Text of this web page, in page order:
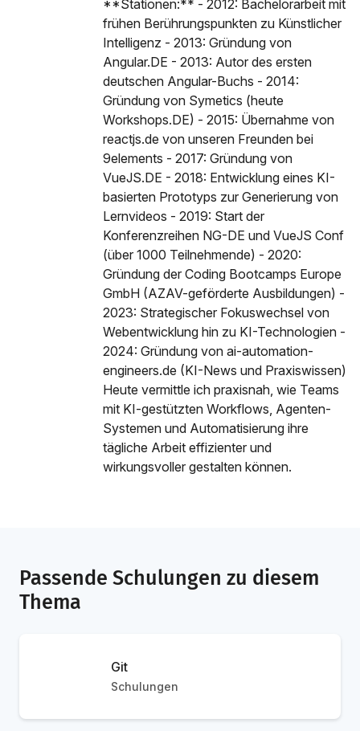
**Stationen:** - 2012: Bachelorarbeit mit
frühen Berührungspunkten zu Künstlicher
Intelligenz - 2013: Gründung von
Angular.DE - 2013: Autor des ersten
deutschen Angular-Buchs - 2014:
Gründung von Symetics (heute
Workshops.DE) - 2015: Übernahme von
reactjs.de von unseren Freunden bei
9elements - 2017: Gründung von
VueJS.DE - 2018: Entwicklung eines KI-
basierten Prototyps zur Generierung von
Lernvideos - 2019: Start der
Konferenzreihen NG-DE und VueJS Conf
(über 1000 Teilnehmende) - 2020:
Gründung der Coding Bootcamps Europe
GmbH (AZAV-geförderte Ausbildungen) -
2023: Strategischer Fokuswechsel von
Webentwicklung hin zu KI-Technologien -
2024: Gründung von ai-automation-
engineers.de (KI-News und Praxiswissen)
Heute vermittle ich praxisnah, wie Teams
mit KI-gestützten Workflows, Agenten-
Systemen und Automatisierung ihre
tägliche Arbeit effizienter und
wirkungsvoller gestalten können.
Passende Schulungen zu diesem
Thema
Git
Schulungen